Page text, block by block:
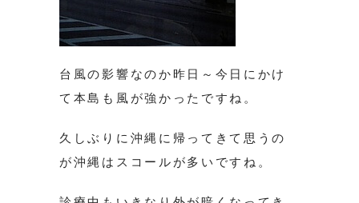
台風の影響なのか昨日～今日にかけ
て本島も風が強かったですね。
久しぶりに沖縄に帰ってきて思うの
が沖縄はスコールが多いですね。